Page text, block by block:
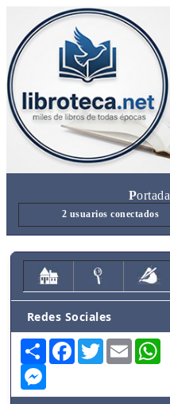
Portada
2 usuarios conectados
Redes Sociales
Share FacebookTwitterEmail